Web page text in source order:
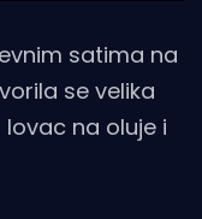
satima na
se velika
na oluje i